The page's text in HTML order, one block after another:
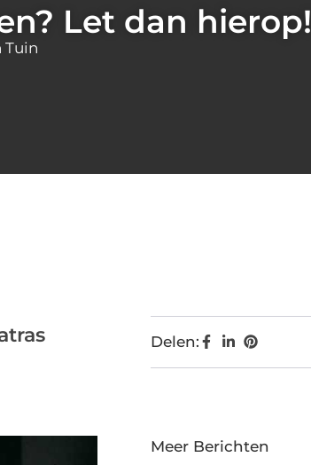
Let dan hierop!
Tuin
Delen:
Meer Berichten